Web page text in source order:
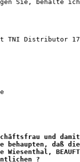
Sie, behalte
TNI Distributor
und
behaupten, daß
?